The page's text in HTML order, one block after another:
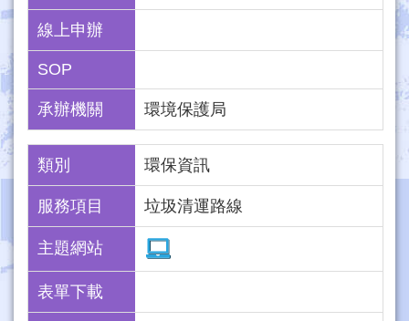
線上申辦
SOP
承辦機關 環境保護局
類別 環保資訊
服務項目 垃圾清運路線
主題網站
表單下載